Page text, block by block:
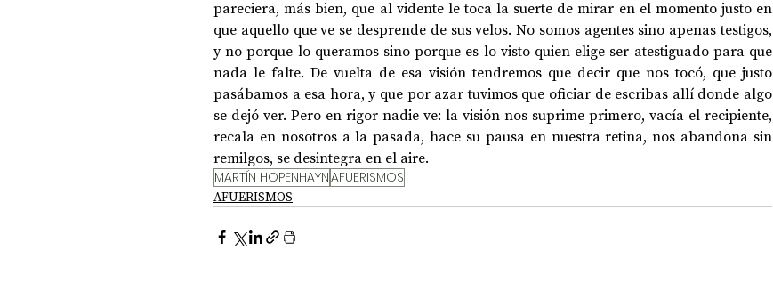
DOSSIER NOCHE DE LAS IDEAS ANTROPOLOGÍA 50 AÑOS DEL GOLPE
CIENCIA Y TECNOLOGÍA
pareciera, más bien, que al vidente le toca la suerte de mirar en el momento justo en
que aquello que ve se desprende de sus velos. No somos agentes sino apenas testigos,
y no porque lo queramos sino porque es lo visto quien elige ser atestiguado para que
nada le falte. De vuelta de esa visión tendremos que decir que nos tocó, que justo
pasábamos a esa hora, y que por azar tuvimos que oficiar de escribas allí donde algo
se dejó ver. Pero en rigor nadie ve: la visión nos suprime primero, vacía el recipiente,
recala en nosotros a la pasada, hace su pausa en nuestra retina, nos abandona sin
remilgos, se desintegra en el aire.
MARTÍN HOPENHAYNAFUERISMOS
AFUERISMOS